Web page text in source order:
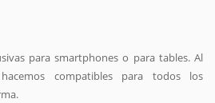
para smartphones o para tables. Al
compatibles para todos los